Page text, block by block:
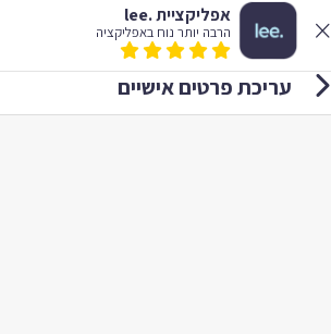
אפליקציית .lee
הרבה יותר נוח באפליקציה
עריכת פרטים אישיים